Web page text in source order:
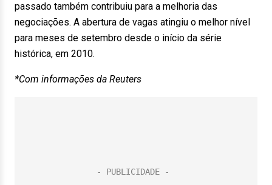
passado também contribuiu para a melhoria das
negociações. A abertura de vagas atingiu o melhor nível
para meses de setembro desde o início da série
histórica, em 2010.
*Com informações da Reuters